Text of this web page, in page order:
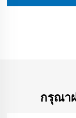
และแบตเตอรี่ถอดอ
กรุณา